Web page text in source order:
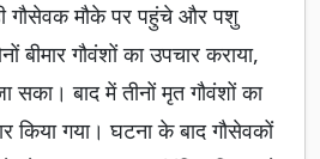
गौसेवक मौके पर पहुंचे और पशु
बीमार गौवंशों का उपचार कराया,
सका। बाद में तीनों मृत गौवंशों का
किया गया। घटना के बाद गौसेवकों